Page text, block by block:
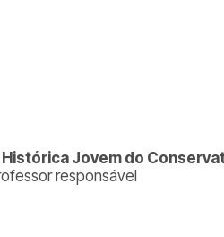
Jovem do
responsável